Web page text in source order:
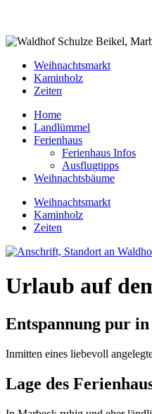
Weihnachtsmarkt
Kaminholz
Zeiten
Home
Landlümmel
Ferienhaus
Ferienhaus Infos
Ausflugtipps
Weihnachtsbäume
Weihnachtsmarkt
Kaminholz
Zeiten
Urlaub auf
Entspannung pur
Inmitten eines liebevoll
Lage des